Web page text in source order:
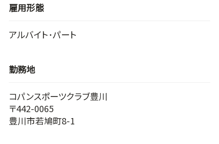
雇用形態
アルバイト･パート
勤務地
コパンスポーツクラブ豊川
〒442-0065
豊川市若鳩町8-1